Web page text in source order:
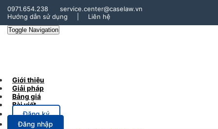
0971.654.238
service.center@caselaw.vn
Hướng dẫn sử dụng
Liên hệ
Toggle Navigation
Giới thiệu
Giải pháp
Bảng giá
Bài viết
Đăng ký
Đăng nhập